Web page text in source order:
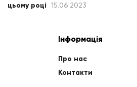
цьому році
15.06.2023
Інформація
Про нас
Контакти